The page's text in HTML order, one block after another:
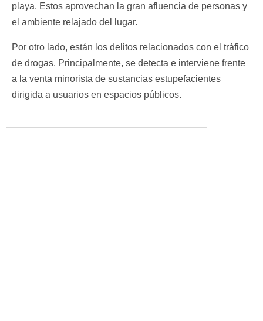
playa. Estos aprovechan la gran afluencia de personas y
el ambiente relajado del lugar.
Por otro lado, están los delitos relacionados con el tráfico
de drogas. Principalmente, se detecta e interviene frente
a la venta minorista de sustancias estupefacientes
dirigida a usuarios en espacios públicos.